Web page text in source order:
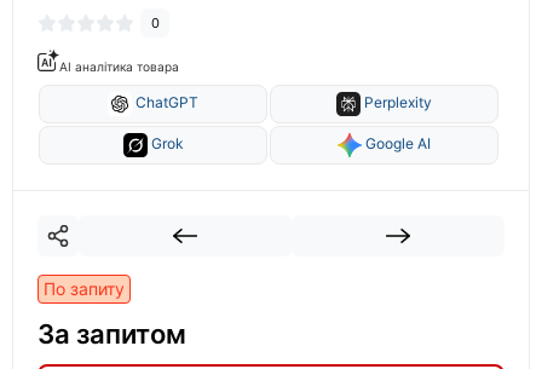
0
AI аналітика товара
ChatGPT Perplexity
Grok Google AI
По запиту
За запитом